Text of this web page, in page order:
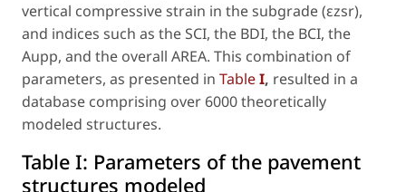
vertical compressive strain in the subgrade (εzsr),
and indices such as the SCI, the BDI, the BCI, the
Aupp, and the overall AREA. This combination of
parameters, as presented in TableI, resulted in a
database comprising over 6000 theoretically
modeled structures.
Table I: Parameters of the pavement
structures modeled